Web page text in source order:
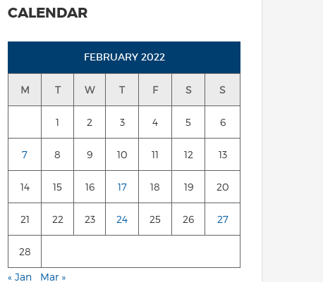
CALENDAR
FEBRUARY 2022
M T W T F S S
1 2 3 4 5 6
7 8 9 10 11 12 13
14 15 16 17 18 19 20
21 22 23 24 25 26 27
28
« Jan Mar »